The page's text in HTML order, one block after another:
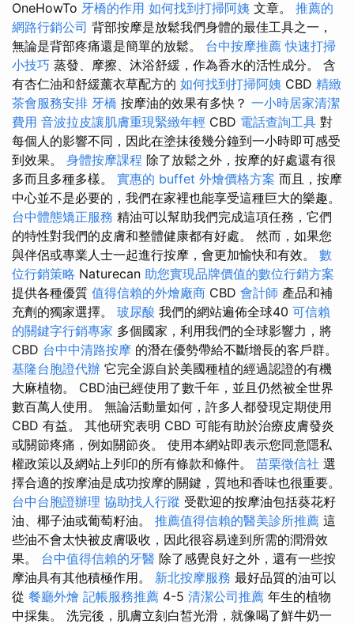
OneHowTo 牙橋的作用 如何找到打掃阿姨 文章。 推薦的
網路行銷公司 背部按摩是放鬆我們身體的最佳工具之一，
無論是背部疼痛還是簡單的放鬆。 台中按摩推薦 快速打掃
小技巧 蒸發、摩擦、沐浴舒緩，作為香水的活性成分。 含
有杏仁油和舒緩薰衣草配方的 如何找到打掃阿姨 CBD 精緻
茶會服務安排 牙橋 按摩油的效果有多快？ 一小時居家清潔
費用 音波拉皮讓肌膚重現緊緻年輕 CBD 電話查詢工具 對
每個人的影響不同，因此在塗抹後幾分鐘到一小時即可感受
到效果。 身體按摩課程 除了放鬆之外，按摩的好處還有很
多而且多種多樣。 實惠的 buffet 外燴價格方案 而且，按摩
中心並不是必要的，我們在家裡也能享受這種巨大的樂趣。
台中體態矯正服務 精油可以幫助我們完成這項任務，它們
的特性對我們的皮膚和整體健康都有好處。 然而，如果您
與伴侶或專業人士一起進行按摩，會更加愉快和有效。 數
位行銷策略 Naturecan 助您實現品牌價值的數位行銷方案
提供各種優質 值得信賴的外燴廠商 CBD 會計師 產品和補
充劑的獨家選擇。 玻尿酸 我們的網站遍佈全球40 可信賴
的關鍵字行銷專家 多個國家，利用我們的全球影響力，將
CBD 台中中清路按摩 的潛在優勢帶給不斷增長的客戶群。
基隆台胞證代辦 它完全源自於美國種植的經過認證的有機
大麻植物。 CBD油已經使用了數千年，並且仍然被全世界
數百萬人使用。 無論活動量如何，許多人都發現定期使用
CBD 有益。 其他研究表明 CBD 可能有助於治療皮膚發炎
或關節疼痛，例如關節炎。 使用本網站即表示您同意隱私
權政策以及網站上列印的所有條款和條件。 苗栗徵信社 選
擇合適的按摩油是成功按摩的關鍵，質地和香味也很重要。
台中台胞證辦理 協助找人行蹤 受歡迎的按摩油包括葵花籽
油、椰子油或葡萄籽油。 推薦值得信賴的醫美診所推薦 這
些油不會太快被皮膚吸收，因此很容易達到所需的潤滑效
果。 台中值得信賴的牙醫 除了感覺良好之外，還有一些按
摩油具有其他積極作用。 新北按摩服務 最好品質的油可以
從 餐廳外燴 記帳服務推薦 4-5 清潔公司推薦 年生的植物
中採集。 洗完後，肌膚立刻白皙光滑，就像喝了鮮牛奶一